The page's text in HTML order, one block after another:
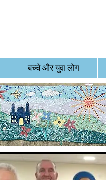
बच्चे और युवा लोग